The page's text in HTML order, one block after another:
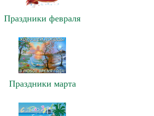
Праздники февраля
Праздники марта